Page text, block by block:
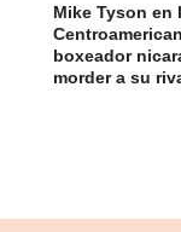
Mike Tyson en
boxeador
morder a su